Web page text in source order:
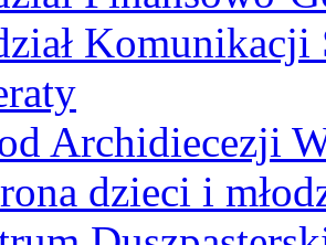
Komunikacji
Archidiecezji
dzieci i